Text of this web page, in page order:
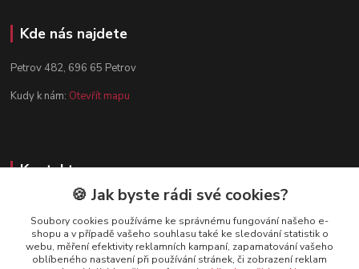
Kde nás najdete
Petrov 482, 696 65 Petrov
Kudy k nám: Otevřít mapu
Kontakty
Zákaznická podpora
+420 602 584 910
(Po-Pá, 8-15 hod.)
info@dynamazahradnicek.cz
🍪 Jak byste rádi své cookies?
Soubory cookies používáme ke správnému fungování našeho e-
shopu a v případě vašeho souhlasu také ke sledování statistik o
webu, měření efektivity reklamních kampaní, zapamatování vašeho
oblíbeného nastavení při používání stránek, či zobrazení reklam